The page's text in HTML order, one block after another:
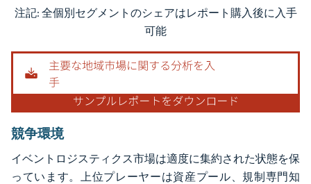
画像 © Mordor Intelligence。再利用にはCC BY 4.0の表示が必要です。
注記: 全個別セグメントのシェアはレポート購入後に入手
可能
競争環境
イベントロジスティクス市場は適度に集約された状態を保
っています。上位プレーヤーは資産プール、規制専門知